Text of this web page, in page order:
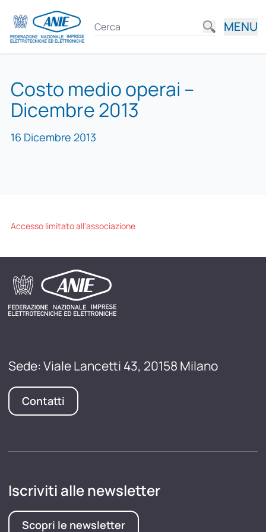
MENU
Costo medio operai –
Dicembre 2013
16 Dicembre 2013
Accesso limitato all'associazione
Sede: Viale Lancetti 43, 20158 Milano
Contatti
Iscriviti alle newsletter
Scopri le newsletter